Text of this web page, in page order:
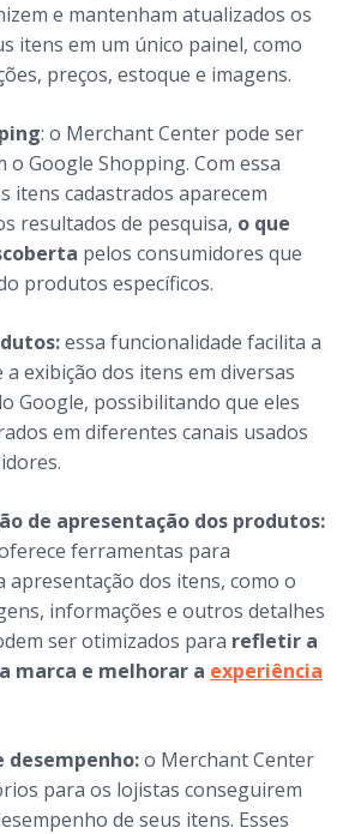
e mantenham atualizados os
itens em um único painel, como
preços, estoque e imagens.
: o Merchant Center pode ser
o Google Shopping. Com essa
itens cadastrados aparecem
resultados de pesquisa, o que
pelos consumidores que
produtos específicos.
essa funcionalidade facilita a
exibição dos itens em diversas
Google, possibilitando que eles
em diferentes canais usados
de apresentação dos produtos:
ferramentas para
apresentação dos itens, como o
informações e outros detalhes
ser otimizados para refletir a
marca e melhorar a experiência
desempenho:o Merchant Center
para os lojistas conseguirem
de seus itens. Esses